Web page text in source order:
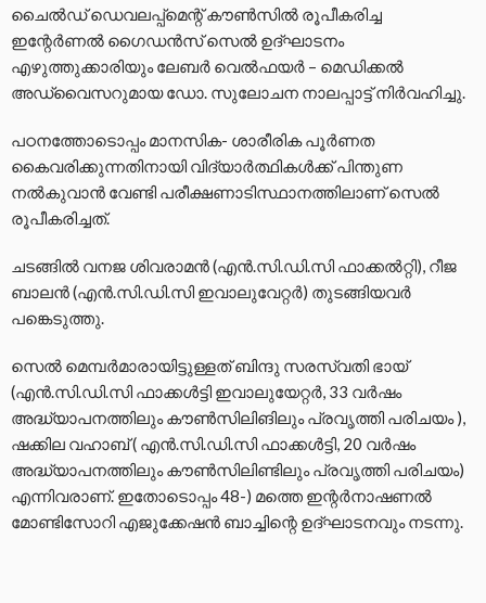
ചൈൽഡ് ഡെവലപ്പ്മെന്റ് കൗൺസിൽ രൂപീകരിച്ച
ഇന്റേർണൽ ഗൈഡൻസ് സെൽ ഉദ്ഘാടനം
എഴുത്തുക്കാരിയും ലേബർ വെൽഫയർ – മെഡിക്കൽ
അഡ്വൈസറുമായ ഡോ. സുലോചന നാലപ്പാട്ട് നിർവഹിച്ചു.
പഠനത്തോടൊപ്പം മാനസിക- ശാരീരിക പൂർണത
കൈവരിക്കുന്നതിനായി വിദ്യാർത്ഥികൾക്ക് പിന്തുണ
നൽകുവാൻ വേണ്ടി പരീക്ഷണാടിസ്ഥാനത്തിലാണ് സെൽ
രൂപീകരിച്ചത്.
ചടങ്ങിൽ വനജ ശിവരാമൻ (എൻ.സി.ഡി.സി ഫാക്കൽറ്റി), റീജ
ബാലൻ (എൻ.സി.ഡി.സി ഇവാലുവേറ്റർ) തുടങ്ങിയവർ
പങ്കെടുത്തു.
സെൽ മെമ്പർമാരായിട്ടുള്ളത് ബിന്ദു സരസ്വതി ഭായ്
(എൻ.സി.ഡി.സി ഫാക്കൾട്ടി ഇവാലുയേറ്റർ, 33 വർഷം
അദ്ധ്യാപനത്തിലും കൗൺസിലിങിലും പ്രവൃത്തി പരിചയം ),
ഷക്കില വഹാബ് ( എൻ.സി.ഡി.സി ഫാക്കൾട്ടി, 20 വർഷം
അദ്ധ്യാപനത്തിലും കൗൺസിലിണ്ടിലും പ്രവൃത്തി പരിചയം)
എന്നിവരാണ്. ഇതോടൊപ്പം 48-) മത്തെ ഇന്റർനാഷണൽ
മോണ്ടിസോറി എജുക്കേഷൻ ബാച്ചിന്റെ ഉദ്ഘാടനവും നടന്നു.